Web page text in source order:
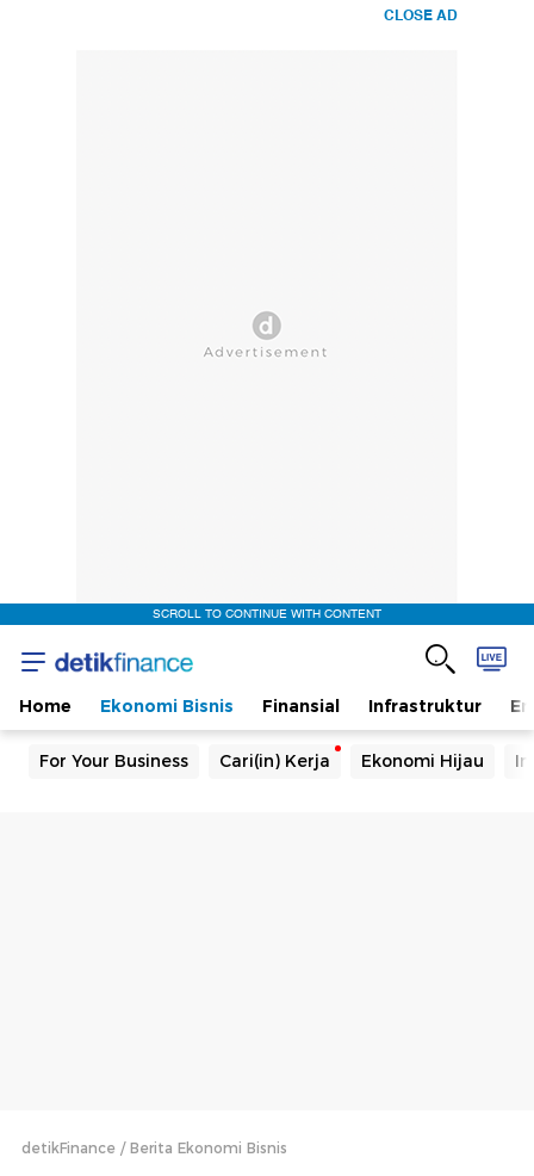
CLOSE AD
SCROLL TO CONTINUE WITH CONTENT
Home Ekonomi Bisnis Finansial Infrastruktur
For Your Business Cari(in) Kerja Ekonomi Hijau
detikFinance Berita Ekonomi Bisnis